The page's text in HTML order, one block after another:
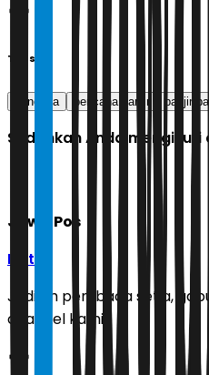
Tags
bencana bencana banjir banjir
Sudahkah Anda
Jawa Pos
Ikuti
Jadilah pembaca setia,
channel kami!